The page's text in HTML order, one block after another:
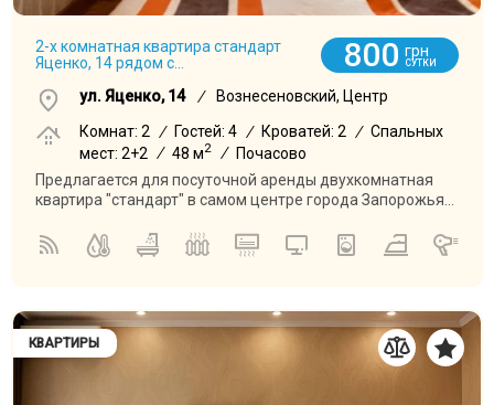
2-х комнатная квартира стандарт
Яценко, 14 рядом с...
800 грн
СУТКИ
ул. Яценко, 14 /
Вознесеновский, Центр
Комнат: 2
/ Гостей: 4 / Кроватей: 2 / Спальных
мест: 2+2 / 48 м2 / Почасово
Предлагается для посуточной аренды двухкомнатная
квартира "стандарт" в самом центре города Запорожья...
КВАРТИРЫ